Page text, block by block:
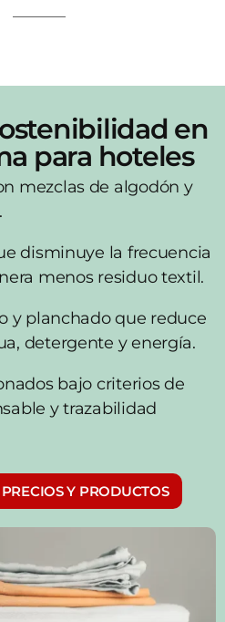
en
para hoteles
mezclas de algodón y
disminuye la frecuencia
menos residuo textil.
y planchado que reduce
detergente y energía.
bajo criterios de
y trazabilidad
Y PRODUCTOS